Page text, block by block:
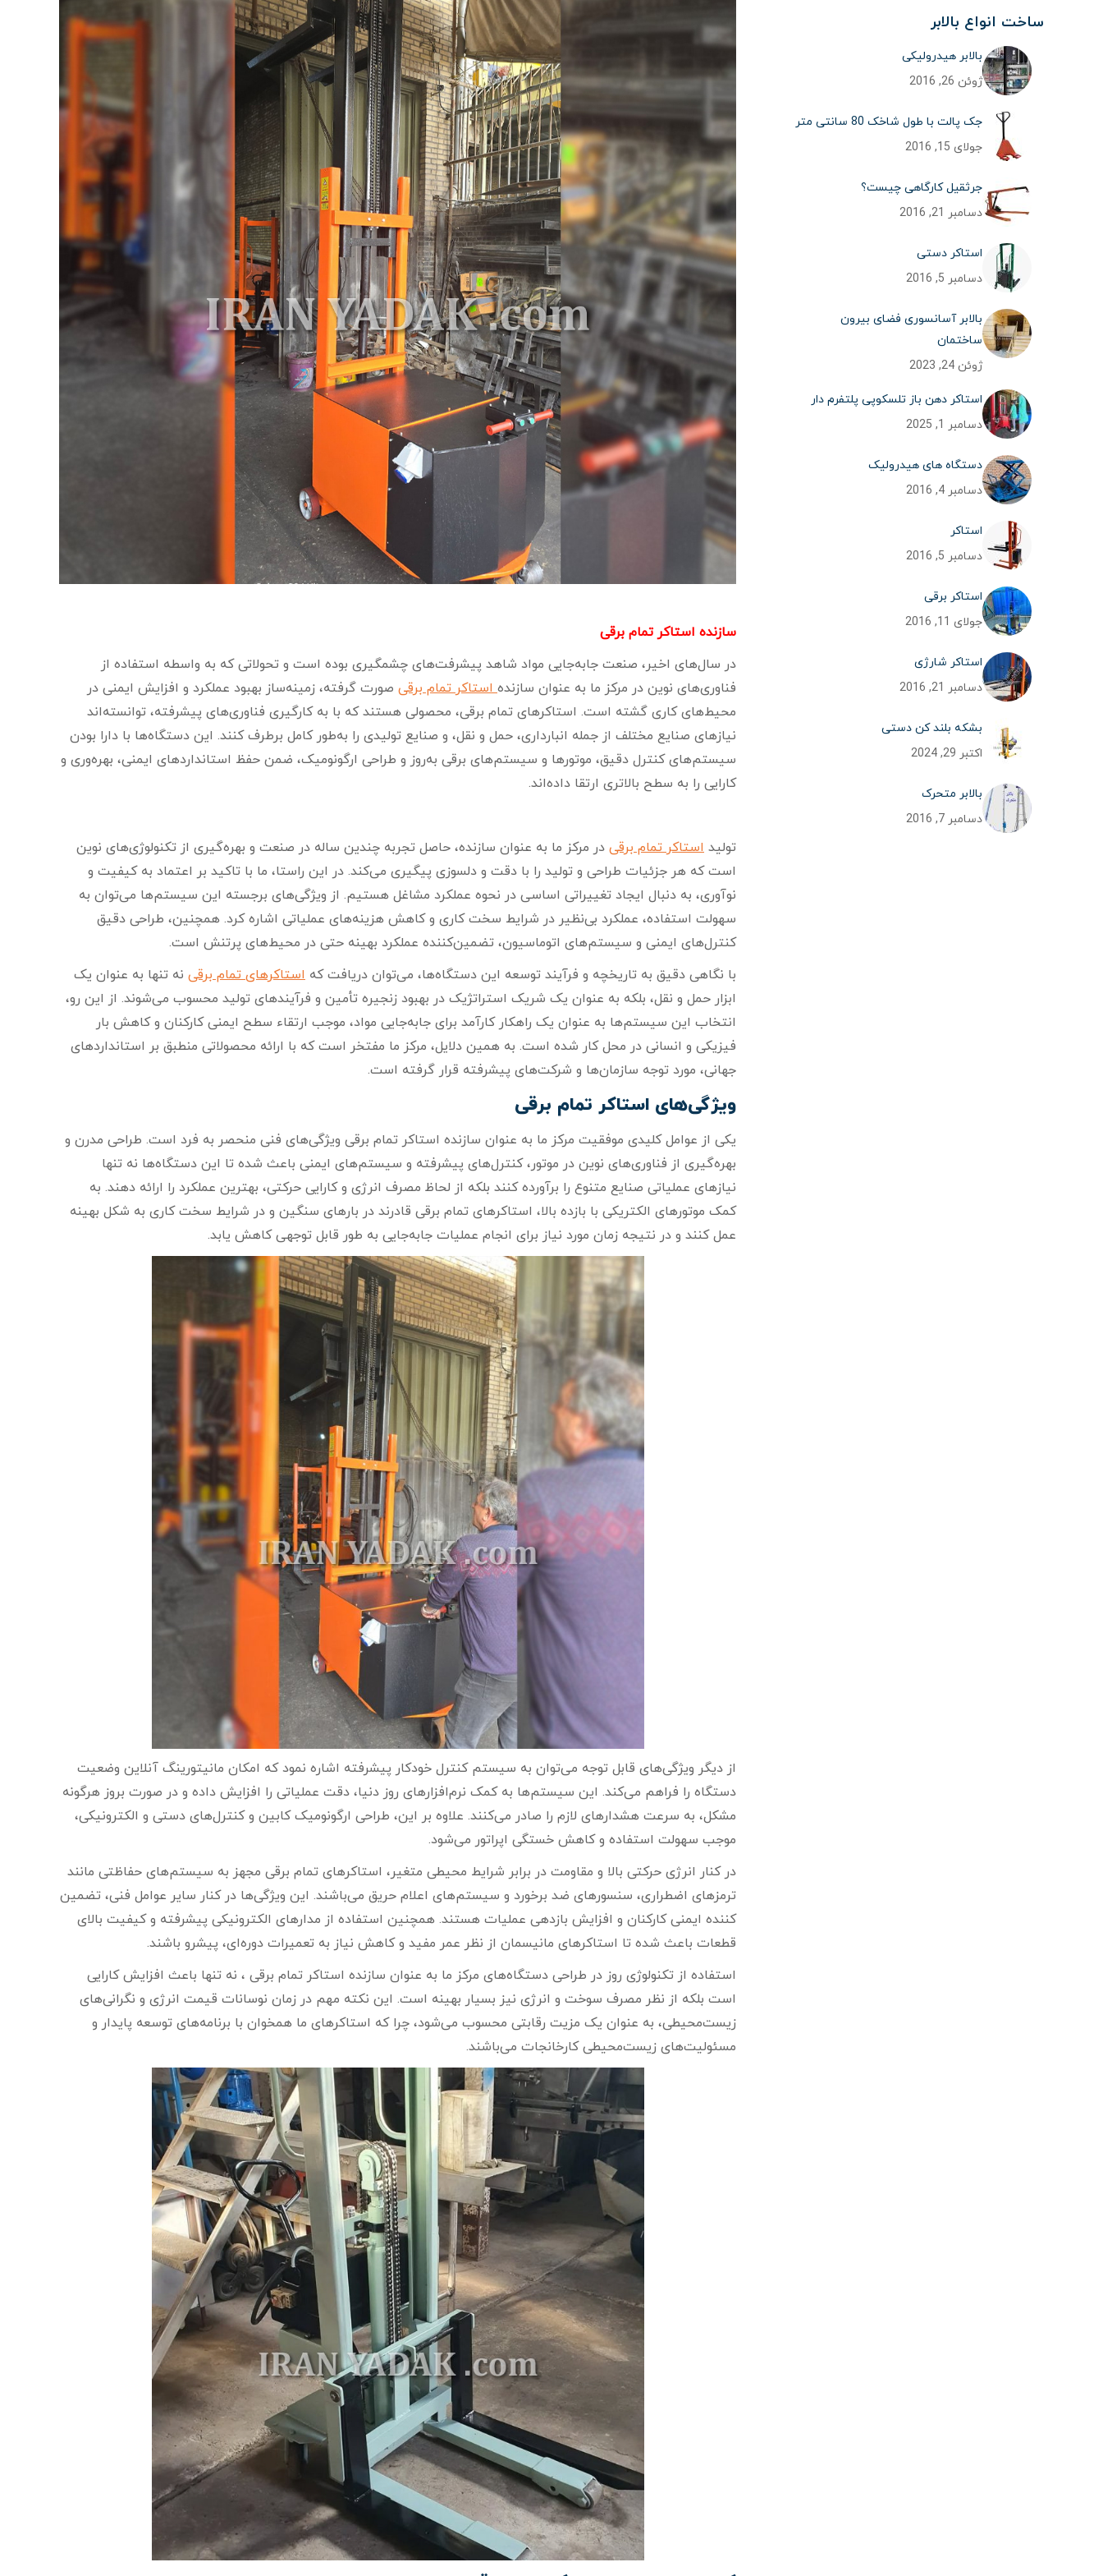
سازنده استاکر تمام برقی
در سال‌های اخیر، صنعت جابه‌جایی مواد شاهد پیشرفت‌های چشمگیری بوده است و تحولاتی که به واسطه استفاده از
فناوری‌های نوین در مرکز ما به عنوان سازندهاستاکر تمام برقی صورت گرفته، زمینه‌ساز بهبود عملکرد و افزایش ایمنی در
محیط‌های کاری گشته است. استاکرهای تمام برقی، محصولی هستند که با به کارگیری فناوری‌های پیشرفته، توانسته‌اند
نیازهای صنایع مختلف از جمله انبارداری، حمل و نقل، و صنایع تولیدی را به‌طور کامل برطرف کنند. این دستگاه‌ها با دارا بودن
سیستم‌های کنترل دقیق، موتورها و سیستم‌های برقی به‌روز و طراحی ارگونومیک، ضمن حفظ استانداردهای ایمنی، بهره‌وری و
کارایی را به سطح بالاتری ارتقا داده‌اند.
تولید استاکر تمام برقی در مرکز ما به عنوان سازنده، حاصل تجربه چندین ساله در صنعت و بهره‌گیری از تکنولوژی‌های نوین
است که هر جزئیات طراحی و تولید را با دقت و دلسوزی پیگیری می‌کند. در این راستا، ما با تاکید بر اعتماد به کیفیت و
نوآوری، به دنبال ایجاد تغییراتی اساسی در نحوه عملکرد مشاغل هستیم. از ویژگی‌های برجسته این سیستم‌ها می‌توان به
سهولت استفاده، عملکرد بی‌نظیر در شرایط سخت کاری و کاهش هزینه‌های عملیاتی اشاره کرد. همچنین، طراحی دقیق
کنترل‌های ایمنی و سیستم‌های اتوماسیون، تضمین‌کننده عملکرد بهینه حتی در محیط‌های پرتنش است.
با نگاهی دقیق به تاریخچه و فرآیند توسعه این دستگاه‌ها، می‌توان دریافت که استاکرهای تمام برقی نه تنها به عنوان یک
ابزار حمل و نقل، بلکه به عنوان یک شریک استراتژیک در بهبود زنجیره تأمین و فرآیندهای تولید محسوب می‌شوند. از این رو،
انتخاب این سیستم‌ها به عنوان یک راهکار کارآمد برای جابه‌جایی مواد، موجب ارتقاء سطح ایمنی کارکنان و کاهش بار
فیزیکی و انسانی در محل کار شده است. به همین دلایل، مرکز ما مفتخر است که با ارائه محصولاتی منطبق بر استانداردهای
جهانی، مورد توجه سازمان‌ها و شرکت‌های پیشرفته قرار گرفته است.
ویژگی‌های استاکر تمام برقی
یکی از عوامل کلیدی موفقیت مرکز ما به عنوان سازنده استاکر تمام برقی ویژگی‌های فنی منحصر به فرد است. طراحی مدرن و
بهره‌گیری از فناوری‌های نوین در موتور، کنترل‌های پیشرفته و سیستم‌های ایمنی باعث شده تا این دستگاه‌ها نه تنها
نیازهای عملیاتی صنایع متنوع را برآورده کنند بلکه از لحاظ مصرف انرژی و کارایی حرکتی، بهترین عملکرد را ارائه دهند. به
کمک موتورهای الکتریکی با بازده بالا، استاکرهای تمام برقی قادرند در بارهای سنگین و در شرایط سخت کاری به شکل بهینه
عمل کنند و در نتیجه زمان مورد نیاز برای انجام عملیات جابه‌جایی به طور قابل توجهی کاهش یابد.
از دیگر ویژگی‌های قابل توجه می‌توان به سیستم کنترل خودکار پیشرفته اشاره نمود که امکان مانیتورینگ آنلاین وضعیت
دستگاه را فراهم می‌کند. این سیستم‌ها به کمک نرم‌افزارهای روز دنیا، دقت عملیاتی را افزایش داده و در صورت بروز هرگونه
مشکل، به سرعت هشدارهای لازم را صادر می‌کنند. علاوه بر این، طراحی ارگونومیک کابین و کنترل‌های دستی و الکترونیکی،
موجب سهولت استفاده و کاهش خستگی اپراتور می‌شود.
در کنار انرژی حرکتی بالا و مقاومت در برابر شرایط محیطی متغیر، استاکرهای تمام برقی مجهز به سیستم‌های حفاظتی مانند
ترمزهای اضطراری، سنسورهای ضد برخورد و سیستم‌های اعلام حریق می‌باشند. این ویژگی‌ها در کنار سایر عوامل فنی، تضمین
کننده ایمنی کارکنان و افزایش بازدهی عملیات هستند. همچنین استفاده از مدارهای الکترونیکی پیشرفته و کیفیت بالای
قطعات باعث شده تا استاکرهای مانیسمان از نظر عمر مفید و کاهش نیاز به تعمیرات دوره‌ای، پیشرو باشند.
استفاده از تکنولوژی روز در طراحی دستگاه‌های مرکز ما به عنوان سازنده استاکر تمام برقی ، نه تنها باعث افزایش کارایی
است بلکه از نظر مصرف سوخت و انرژی نیز بسیار بهینه است. این نکته مهم در زمان نوسانات قیمت انرژی و نگرانی‌های
زیست‌محیطی، به عنوان یک مزیت رقابتی محسوب می‌شود، چرا که استاکرهای ما همخوان با برنامه‌های توسعه پایدار و
مسئولیت‌های زیست‌محیطی کارخانجات می‌باشند.
ساخت انواع بالابر
بالابر هیدرولیکی
ژوئن 26, 2016
جک پالت با طول شاخک 80 سانتی متر
جولای 15, 2016
جرثقیل کارگاهی چیست؟
دسامبر 21, 2016
استاکر دستی
دسامبر 5, 2016
بالابر آسانسوری فضای بیرون
ساختمان
ژوئن 24, 2023
استاکر دهن باز تلسکوپی پلتفرم دار
دسامبر 1, 2025
دستگاه های هیدرولیک
دسامبر 4, 2016
استاکر
دسامبر 5, 2016
استاکر برقی
جولای 11, 2016
استاکر شارژی
دسامبر 21, 2016
بشکه بلند کن دستی
اکتبر 29, 2024
بالابر متحرک
دسامبر 7, 2016